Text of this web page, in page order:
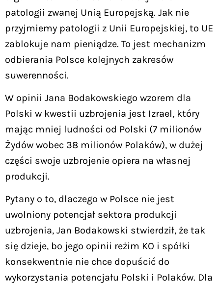
patologii zwanej Unią Europejską. Jak nie
przyjmiemy patologii z Unii Europejskiej, to UE
zablokuje nam pieniądze. To jest mechanizm
odbierania Polsce kolejnych zakresów
suwerenności.
W opinii Jana Bodakowskiego wzorem dla
Polski w kwestii uzbrojenia jest Izrael, który
mając mniej ludności od Polski (7 milionów
Żydów wobec 38 milionów Polaków), w dużej
części swoje uzbrojenie opiera na własnej
produkcji.
Pytany o to, dlaczego w Polsce nie jest
uwolniony potencjał sektora produkcji
uzbrojenia, Jan Bodakowski stwierdził, że tak
się dzieje, bo jego opinii reżim KO i spółki
konsekwentnie nie chce dopuścić do
wykorzystania potencjału Polski i Polaków. Dla